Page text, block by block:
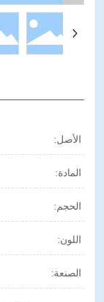
الأصل:
المادة:
الحجم:
اللون:
الصنعة: